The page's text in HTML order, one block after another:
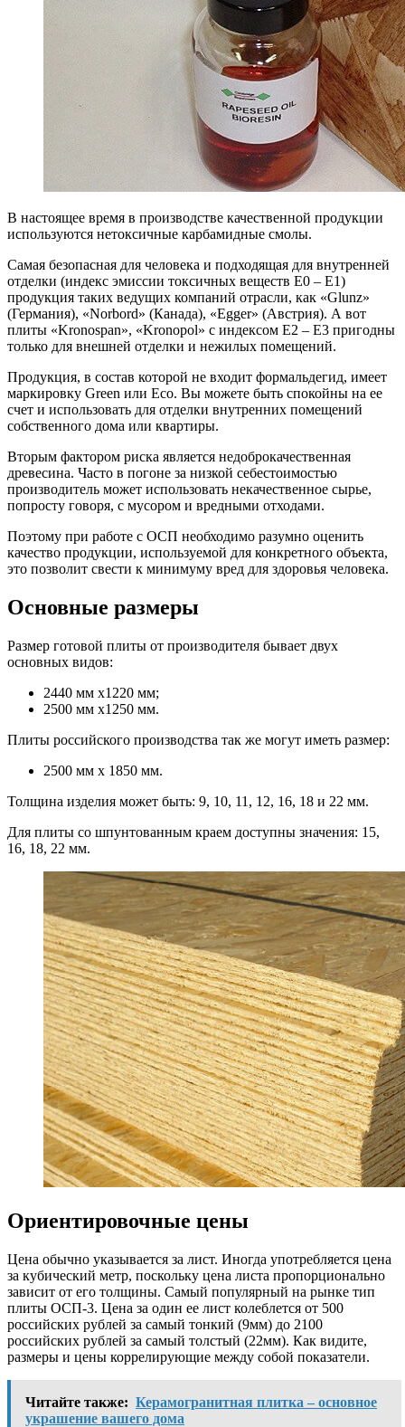
В настоящее время в производстве качественной продукции
используются нетоксичные карбамидные смолы.
Самая безопасная для человека и подходящая для внутренней
отделки (индекс эмиссии токсичных веществ Е0 – Е1)
продукция таких ведущих компаний отрасли, как «Glunz»
(Германия), «Norbord» (Канада), «Egger» (Австрия). А вот
плиты «Kronospan», «Kronopol» с индексом Е2 – Е3 пригодны
только для внешней отделки и нежилых помещений.
Продукция, в состав которой не входит формальдегид, имеет
маркировку Green или Eco. Вы можете быть спокойны на ее
счет и использовать для отделки внутренних помещений
собственного дома или квартиры.
Вторым фактором риска является недоброкачественная
древесина. Часто в погоне за низкой себестоимостью
производитель может использовать некачественное сырье,
попросту говоря, с мусором и вредными отходами.
Поэтому при работе с ОСП необходимо разумно оценить
качество продукции, используемой для конкретного объекта,
это позволит свести к минимуму вред для здоровья человека.
Основные размеры
Размер готовой плиты от производителя бывает двух
основных видов:
2440 мм х1220 мм;
2500 мм х1250 мм.
Плиты российского производства так же могут иметь размер:
2500 мм х 1850 мм.
Толщина изделия может быть: 9, 10, 11, 12, 16, 18 и 22 мм.
Для плиты со шпунтованным краем доступны значения: 15,
16, 18, 22 мм.
Ориентировочные цены
Цена обычно указывается за лист. Иногда употребляется цена
за кубический метр, поскольку цена листа пропорционально
зависит от его толщины. Самый популярный на рынке тип
плиты ОСП-3. Цена за один ее лист колеблется от 500
российских рублей за самый тонкий (9мм) до 2100
российских рублей за самый толстый (22мм). Как видите,
размеры и цены коррелирующие между собой показатели.
Читайте также: Керамогранитная плитка – основное
украшение вашего дома